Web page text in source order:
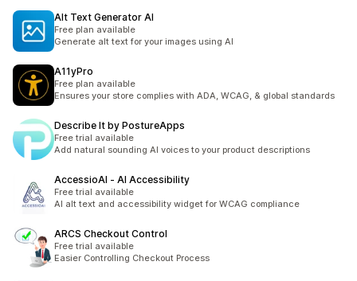
Alt Text Generator AI
Free plan available
Generate alt text for your images using AI
A11yPro
Free plan available
Ensures your store complies with ADA, WCAG, & global standards
Describe It by PostureApps
Free trial available
Add natural sounding AI voices to your product descriptions
AccessioAI ‑ AI Accessibility
Free trial available
AI alt text and accessibility widget for WCAG compliance
ARCS Checkout Control
Free trial available
Easier Controlling Checkout Process